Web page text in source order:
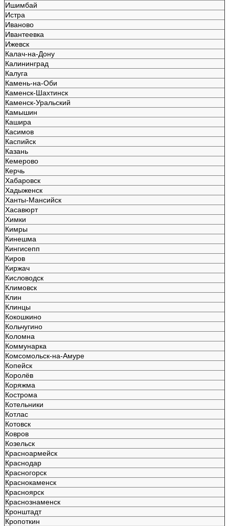
Ишимбай
Истра
Иваново
Ивантеевка
Ижевск
Калач-на-Дону
Калининград
Калуга
Камень-на-Оби
Каменск-Шахтинск
Каменск-Уральский
Камышин
Кашира
Касимов
Каспийск
Казань
Кемерово
Керчь
Хабаровск
Хадыженск
Ханты-Мансийск
Хасавюрт
Химки
Кимры
Кинешма
Кингисепп
Киров
Киржач
Кисловодск
Климовск
Клин
Клинцы
Кокошкино
Кольчугино
Коломна
Коммунарка
Комсомольск-на-Амуре
Копейск
Королёв
Коряжма
Кострома
Котельники
Котлас
Котовск
Ковров
Козельск
Красноармейск
Краснодар
Красногорск
Краснокаменск
Красноярск
Краснознаменск
Кронштадт
Кропоткин